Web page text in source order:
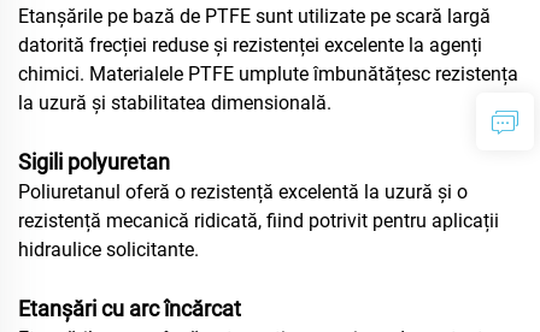
Etanșările pe bază de PTFE sunt utilizate pe scară largă
datorită frecției reduse și rezistenței excelente la agenți
chimici. Materialele PTFE umplute îmbunătățesc rezistența
la uzură și stabilitatea dimensională.
Sigili polyuretan
Poliuretanul oferă o rezistență excelentă la uzură și o
rezistență mecanică ridicată, fiind potrivit pentru aplicații
hidraulice solicitante.
Etanșări cu arc încărcat